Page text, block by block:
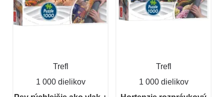
Trefl
1 000 dielikov
Trefl
1 000 dielikov